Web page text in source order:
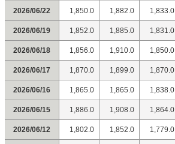
2026/06/22 1,850.0 1,882.0 1,833.0
2026/06/19 1,852.0 1,885.0 1,831.0
2026/06/18 1,856.0 1,910.0 1,850.0
2026/06/17 1,870.0 1,899.0 1,870.0
2026/06/16 1,865.0 1,865.0 1,838.0
2026/06/15 1,886.0 1,908.0 1,864.0
2026/06/12 1,802.0 1,852.0 1,779.0